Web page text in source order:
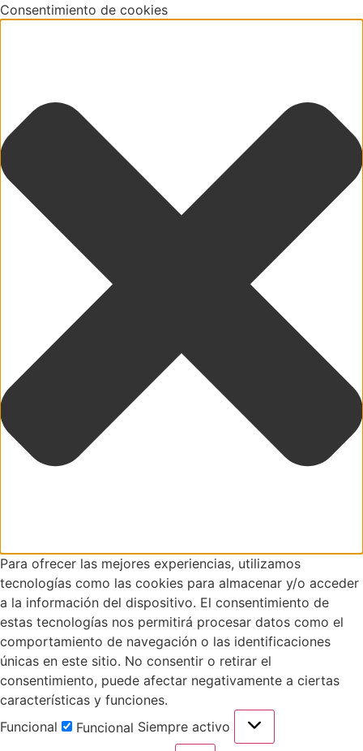
Consentimiento de cookies
Para ofrecer las mejores experiencias, utilizamos
tecnologías como las cookies para almacenar y/o acceder
a la información del dispositivo. El consentimiento de
estas tecnologías nos permitirá procesar datos como el
comportamiento de navegación o las identificaciones
únicas en este sitio. No consentir o retirar el
consentimiento, puede afectar negativamente a ciertas
características y funciones.
Funcional
Funcional Siempre activo